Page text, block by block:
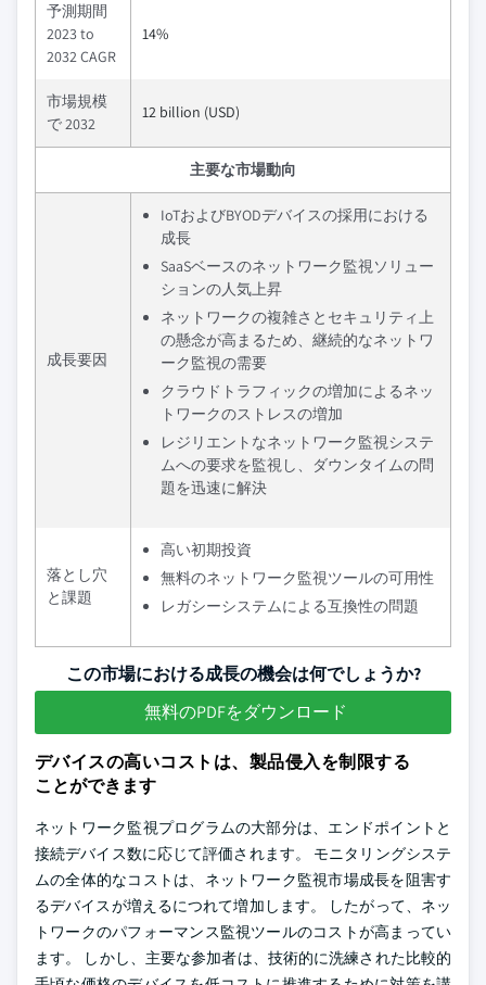
予測期間
2023 to
2032 CAGR
14%
市場規模
で 2032
12 billion (USD)
主要な市場動向
成長要因
IoTおよびBYODデバイスの採用における
成長
SaaSベースのネットワーク監視ソリュー
ションの人気上昇
ネットワークの複雑さとセキュリティ上
の懸念が高まるため、継続的なネットワ
ーク監視の需要
クラウドトラフィックの増加によるネッ
トワークのストレスの増加
レジリエントなネットワーク監視システ
ムへの要求を監視し、ダウンタイムの問
題を迅速に解決
落とし穴
と課題
高い初期投資
無料のネットワーク監視ツールの可用性
レガシーシステムによる互換性の問題
この市場における成長の機会は何でしょうか?
無料のPDFをダウンロード
デバイスの高いコストは、製品侵入を制限する
ことができます
ネットワーク監視プログラムの大部分は、エンドポイントと
接続デバイス数に応じて評価されます。 モニタリングシステ
ムの全体的なコストは、ネットワーク監視市場成長を阻害す
るデバイスが増えるにつれて増加します。 したがって、ネッ
トワークのパフォーマンス監視ツールのコストが高まってい
ます。 しかし、主要な参加者は、技術的に洗練された比較的